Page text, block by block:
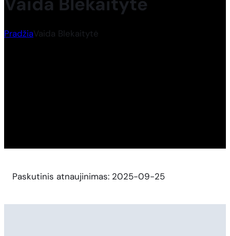
PradžiaVaida Blekaitytė
Paskutinis atnaujinimas: 2025-09-25